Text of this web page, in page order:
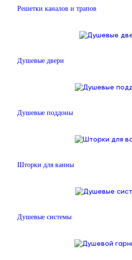
Решетки каналов и трапов
Душевые двери
Душевые поддоны
Шторки для ванны
Душевые системы